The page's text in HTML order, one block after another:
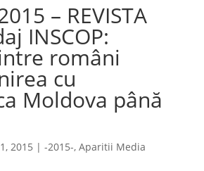
– REVISTA
INSCOP:
români
cu
Moldova până
2015 | -2015-, Aparitii Media